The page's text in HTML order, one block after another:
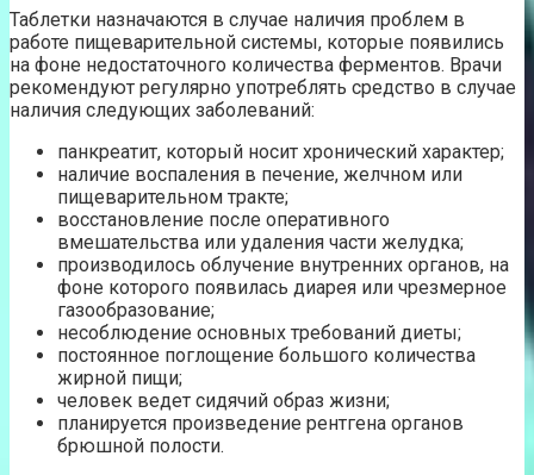
Таблетки назначаются в случае наличия проблем в
работе пищеварительной системы, которые появились
на фоне недостаточного количества ферментов. Врачи
рекомендуют регулярно употреблять средство в случае
наличия следующих заболеваний:
панкреатит, который носит хронический характер;
наличие воспаления в печение, желчном или
пищеварительном тракте;
восстановление после оперативного
вмешательства или удаления части желудка;
производилось облучение внутренних органов, на
фоне которого появилась диарея или чрезмерное
газообразование;
несоблюдение основных требований диеты;
постоянное поглощение большого количества
жирной пищи;
человек ведет сидячий образ жизни;
планируется произведение рентгена органов
брюшной полости.